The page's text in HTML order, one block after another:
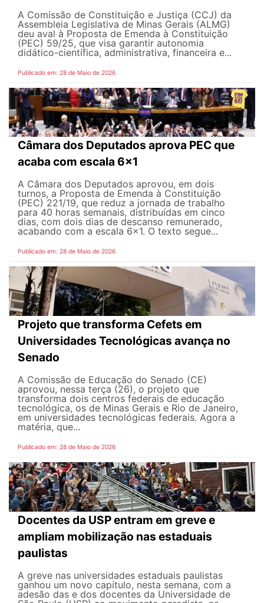
A Comissão de Constituição e Justiça (CCJ) da
Assembleia Legislativa de Minas Gerais (ALMG)
deu aval à Proposta de Emenda à Constituição
(PEC) 59/25, que visa garantir autonomia
didático-científica, administrativa, financeira e...
Publicado em: 28 de Maio de 2026
Câmara dos Deputados aprova PEC que
acaba com escala 6x1
A Câmara dos Deputados aprovou, em dois
turnos, a Proposta de Emenda à Constituição
(PEC) 221/19, que reduz a jornada de trabalho
para 40 horas semanais, distribuídas em cinco
dias, com dois dias de descanso remunerado,
acabando com a escala 6x1. O texto segue...
Publicado em: 28 de Maio de 2026
Projeto que transforma Cefets em
Universidades Tecnológicas avança no
Senado
A Comissão de Educação do Senado (CE)
aprovou, nessa terça (26), o projeto que
transforma dois centros federais de educação
tecnológica, os de Minas Gerais e Rio de Janeiro,
em universidades tecnológicas federais. Agora a
matéria, que...
Publicado em: 28 de Maio de 2026
Docentes da USP entram em greve e
ampliam mobilização nas estaduais
paulistas
A greve nas universidades estaduais paulistas
ganhou um novo capítulo, nesta semana, com a
adesão das e dos docentes da Universidade de